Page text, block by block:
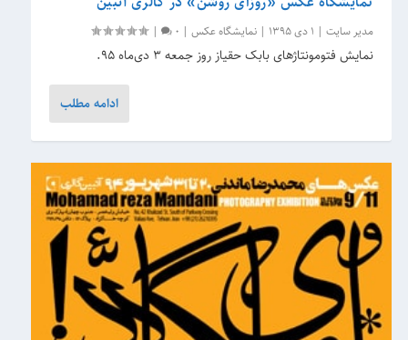
مدیر سایت | 1 دی 1395 |نمایشگاه عکس |
0
|
نمایش فتومونتاژهای بابک حقیاز روز جمعه ۳ دی‌ماه ۹۵.
ادامه مطلب